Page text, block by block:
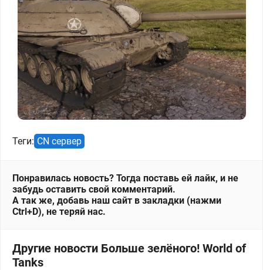
Теги: CN сервер
Понравилась новость? Тогда поставь ей лайк, и не
забудь оставить свой комментарий.
А так же, добавь наш сайт в закладки (нажми
Ctrl+D), не теряй нас.
Другие новости Больше зелёного! World of
Tanks